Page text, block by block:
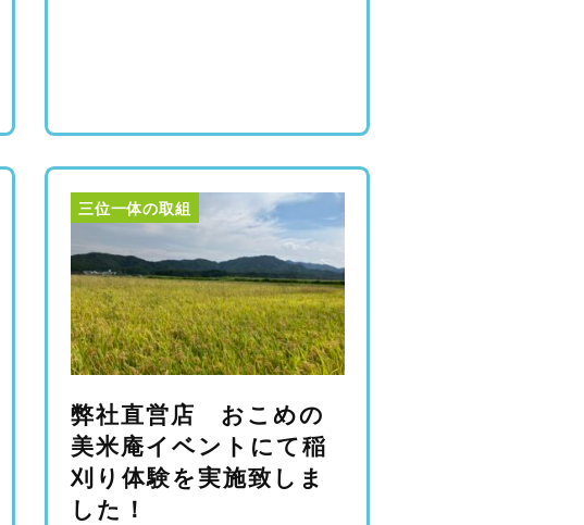
三位一体の取組
弊社直営店 おこめの
美米庵イベントにて稲
刈り体験を実施致しま
した！